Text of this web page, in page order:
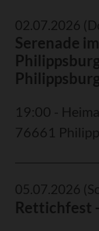
02.07.2026
Serenade
19:00 -
76661
05.07.2026
Rettichfest